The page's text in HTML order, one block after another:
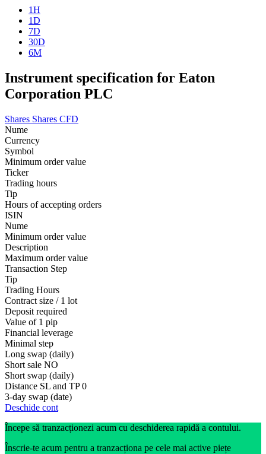
1H
1D
7D
30D
6M
Instrument specification for Eaton
Corporation PLC
Shares Shares CFD
Nume
Currency
Symbol
Minimum order value
Ticker
Trading hours
Tip
Hours of accepting orders
ISIN
Nume
Minimum order value
Description
Maximum order value
Transaction Step
Tip
Trading Hours
Contract size / 1 lot
Deposit required
Value of 1 pip
Financial leverage
Minimal step
Long swap (daily)
Short sale NO
Short swap (daily)
Distance SL and TP 0
3-day swap (date)
Deschide cont
Începe să tranzacționezi acum cu deschiderea rapidă a contului.
Înscrie-te acum pentru a tranzacționa pe cele mai active piețe